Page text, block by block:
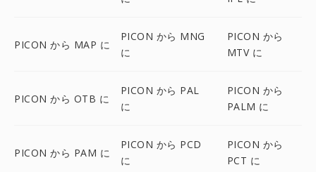
PICON から MAP に
PICON から MNG
に
PICON から
MTV に
PICON から OTB に
PICON から PAL
に
PICON から
PALM に
PICON から PAM に
PICON から PCD
に
PICON から
PCT に